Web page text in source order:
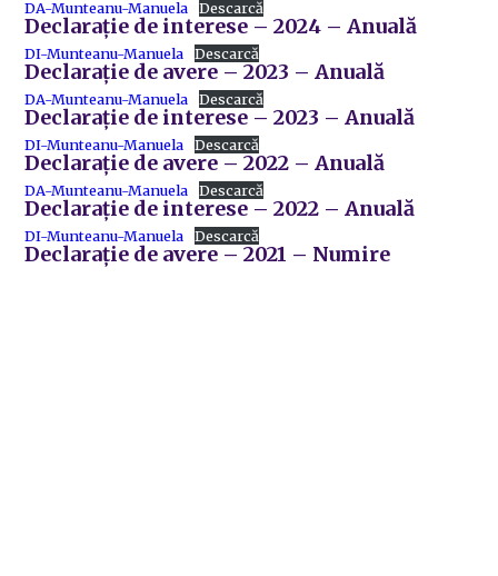
DA-Munteanu-Manuela Descarcă
Declarație de interese – 2024 – Anuală
DI-Munteanu-Manuela Descarcă
Declarație de avere – 2023 – Anuală
DA-Munteanu-Manuela Descarcă
Declarație de interese – 2023 – Anuală
DI-Munteanu-Manuela Descarcă
Declarație de avere – 2022 – Anuală
DA-Munteanu-Manuela Descarcă
Declarație de interese – 2022 – Anuală
DI-Munteanu-Manuela Descarcă
Declarație de avere – 2021 – Numire